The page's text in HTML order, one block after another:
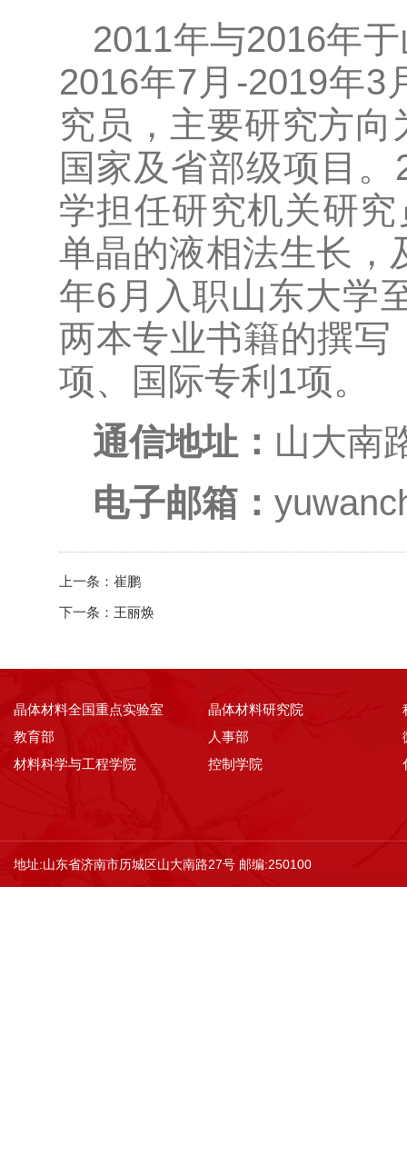
2011年与2016年
2016年7月-2019年3
究员，主要研究方
国家及省部级项目
学担任研究机关研
单晶的液相法生长，
年6月入职山东大学
两本专业书籍的撰写
项、国际专利1项。
通信地址： 山大南
电子邮箱：
上一条： 崔鹏
下一条： 王丽焕
晶体材料全国重点实验室 晶体材料研究院
教育部
人事部
材料科学与工程学院
控制学院
地址:山东省济南市历城区山大南路27号 邮编:250100